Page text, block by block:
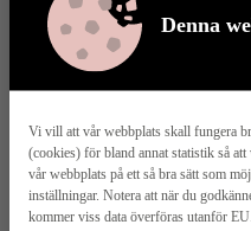
Denna
Vi vill att vår webbplats skall fungera
(cookies) för bland annat statistik så
vår webbplats på ett så bra sätt som
inställningar. Notera att när du
kommer viss data överföras utanför
Våra husmodeller